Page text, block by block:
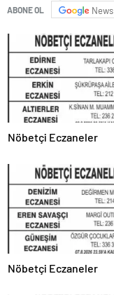
ABONE OL News
Nöbetçi Eczaneler
Nöbetçi Eczaneler